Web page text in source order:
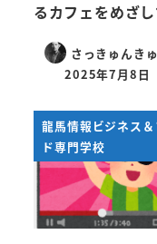
るカフェをめざし
さっきゅんき
投稿日
2025年7月8日
龍馬情報ビジネス＆
ド専門学校